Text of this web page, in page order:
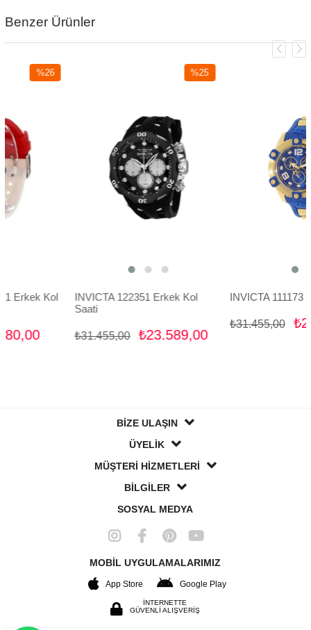
Benzer Ürünler
Kol
INVICTA 122351 Erkek Kol
₺23.589,00
₺31.455,00
INVICTA 111173 Erkek
₺31.455,00
BİZE ULAŞIN
ÜYELİK
MÜŞTERİ HİZMETLERİ
BİLGİLER
SOSYAL MEDYA
MOBİL UYGULAMALARIMIZ
App Store Google Play
İNTERNETTE
GÜVENLİ ALIŞVERİŞ